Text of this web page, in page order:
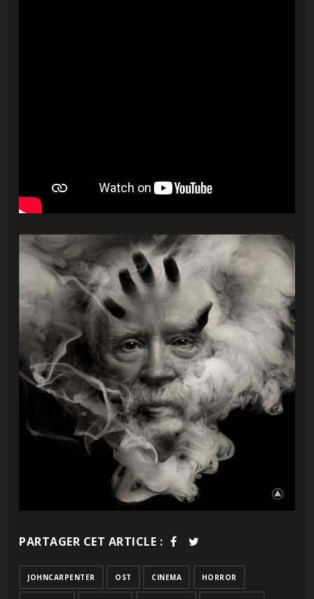
PARTAGER CET ARTICLE :
JOHNCARPENTER OST CINEMA HORROR